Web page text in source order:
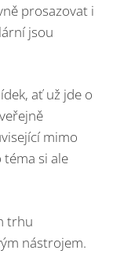
prosazovat i
jsou
ať už jde o
mimo
si ale
trhu
nástrojem.